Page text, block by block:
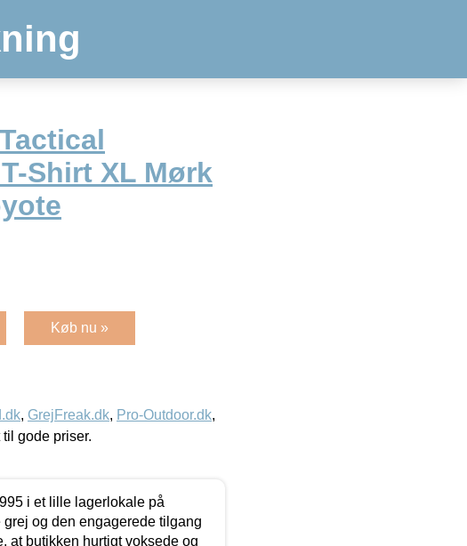
Shirt XL Mørk
Køb nu »
, GrejFreak.dk, Pro-Outdoor.dk,
gode priser.
i et lille lagerlokale på
og den engagerede tilgang
at butikken hurtigt voksede og